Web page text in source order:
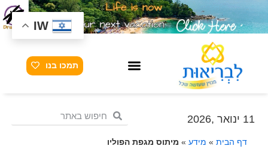
תמכו בנו
11 ינואר ,2026
דף הבית » מידע » מיתוס מגפת הפוליו
IW